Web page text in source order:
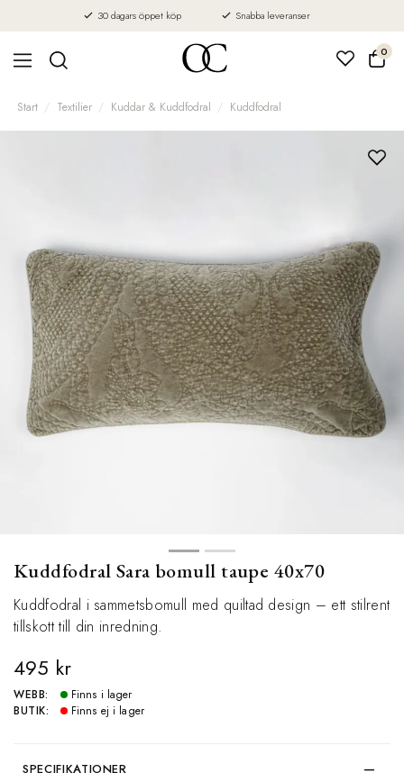
30 dagars öppet köp Snabba leveranser
0
Start Textilier Kuddar & Kuddfodral Kuddfodral
Kuddfodral Sara bomull taupe 40x70
Kuddfodral i sammetsbomull med quiltad design – ett stilrent
tillskott till din inredning.
495 kr
WEBB:
Finns i lager
BUTIK:
Finns ej i lager
SPECIFIKATIONER